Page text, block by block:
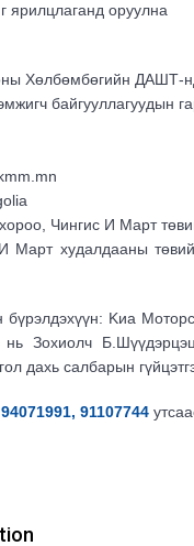
ярилцлаганд оруулна
Хөлбөмбөгийн ДАШТ-
байгууллагуудын
Чингис И Март
худалдааны
бүрэлдэхүүн: Kиа
нь Зохиолч
дахь салбарын
94071991, 91107744